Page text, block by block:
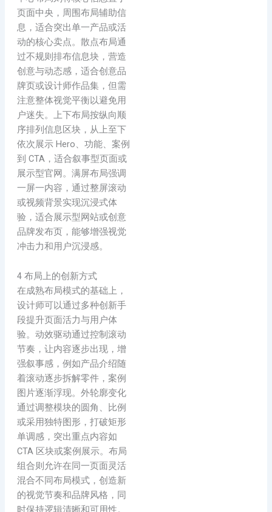
页面中央，周围布局辅助信
息，适合突出单一产品或活
动的核心卖点。散点布局通
过不规则排布信息块，营造
创意与动态感，适合创意品
牌页或设计师作品集，但需
注意整体视觉平衡以避免用
户迷失。上下布局按纵向顺
序排列信息区块，从上至下
依次展示 Hero、功能、案例
到 CTA，适合叙事型页面或
展示型官网。满屏布局强调
一屏一内容，通过整屏滚动
或视频背景实现沉浸式体
验，适合展示型网站或创意
品牌发布页，能够增强视觉
冲击力和用户沉浸感。
4 布局上的创新方式
在成熟布局模式的基础上，
设计师可以通过多种创新手
段提升页面活力与用户体
验。动效驱动通过控制滚动
节奏，让内容逐步出现，增
强叙事感，例如产品介绍随
着滚动逐步拆解零件，案例
图片逐渐浮现。外轮廓变化
通过调整模块的圆角、比例
或采用独特图形，打破矩形
单调感，突出重点内容如
CTA 区块或案例展示。布局
组合则允许在同一页面灵活
混合不同布局模式，创造新
的视觉节奏和品牌风格，同
时保持逻辑清晰和可用性。